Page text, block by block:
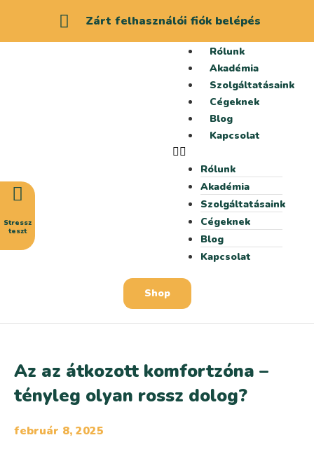
Zárt felhasználói fiók belépés
Rólunk
Akadémia
Szolgáltatásaink
Cégeknek
Blog
Kapcsolat
Rólunk
Akadémia
Szolgáltatásaink
Cégeknek
Blog
Kapcsolat
Shop
Stressz
teszt
Az az átkozott komfortzóna –
tényleg olyan rossz dolog?
február 8, 2025